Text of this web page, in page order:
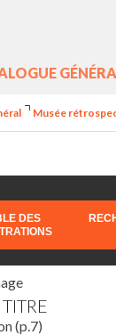
Musée
DES
(p.7)